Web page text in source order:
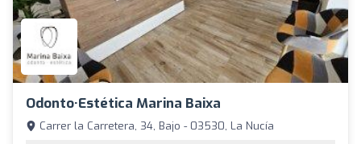
Odonto·Estética Marina Baixa
Carrer la Carretera, 34, Bajo - 03530, La Nucía